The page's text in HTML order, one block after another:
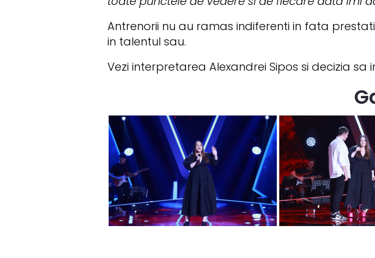
Antrenorii nu au ramas indiferenti in fata
in talentul sau.
Vezi interpretarea Alexandrei Sipos si decizia sa